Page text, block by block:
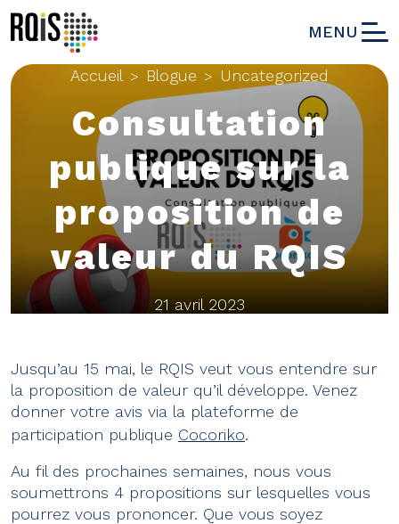
MENU
Accueil > Blogue > Uncategorized
Consultation
publique sur la
proposition de
valeur du RQIS
21 avril 2023
Jusqu’au 15 mai, le RQIS veut vous entendre sur
la proposition de valeur qu’il développe. Venez
donner votre avis via la plateforme de
participation publique Cocoriko.
Au fil des prochaines semaines, nous vous
soumettrons 4 propositions sur lesquelles vous
pourrez vous prononcer. Que vous soyez